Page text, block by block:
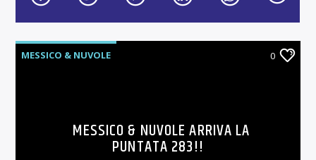
MESSICO & NUVOLE 0
MESSICO & NUVOLE ARRIVA LA
PUNTATA 283!!